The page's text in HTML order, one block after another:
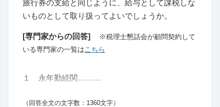
旅行券の支給と同じように、給与として課税しな
いものとして取り扱ってよいでしょうか。
[専門家からの回答]
※税理士懇話会が顧問契約して
いる専門家の一覧はこちら
１ 永年勤続関………
（回答全文の文字数：1360文字）